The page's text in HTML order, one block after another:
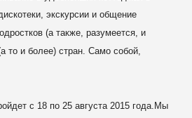
экскурсии и общение
(а также, разумеется, и
то и более) стран. Само собой,
с 18 по 25 августа 2015 года.Мы